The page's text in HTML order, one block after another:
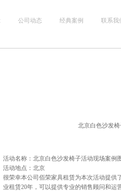
公司动态 经典案例 联系我
北京白色沙发
活动名称：北京白色沙发椅子活动现场案例
活动地点：北京
很荣幸本公司佰荣家具租赁为本次活动提供
业租赁20年，可以提供专业的销售顾问和运